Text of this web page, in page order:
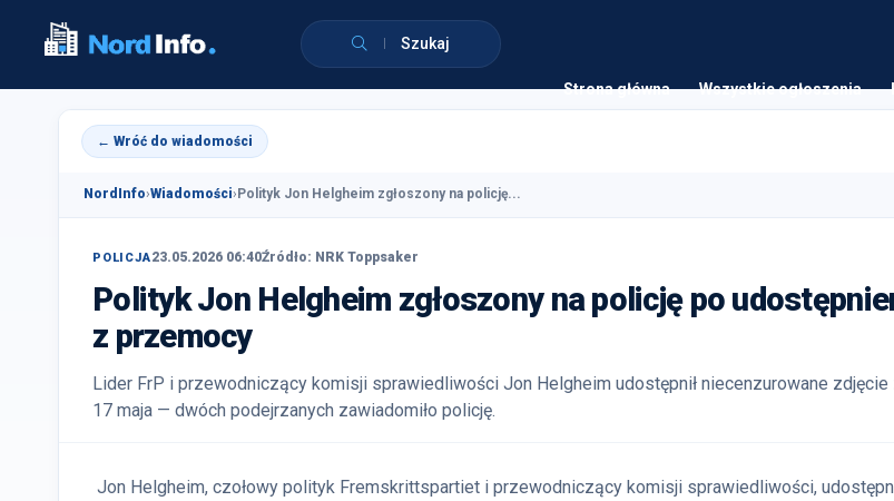
Szukaj
Strona główna Wszystkie ogłoszenia
← Wróć do wiadomości
NordInfo›Wiadomości› Polityk Jon Helgheim zgłoszony na policję...
POLICJA23.05.2026 06:40Źródło: NRK Toppsaker
Polityk Jon Helgheim zgłoszony na policję po
z przemocy
Lider FrP i przewodniczący komisji sprawiedliwości Jon Helgheim udostępnił niecenzurowane zdjęcie
17 maja — dwóch podejrzanych zawiadomiło policję.
Jon Helgheim, czołowy polityk Fremskrittspartiet i przewodniczący komisji sprawiedliwości,